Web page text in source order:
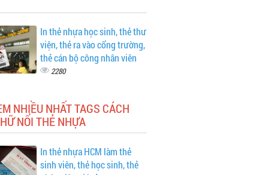
In thẻ nhựa học sinh, thẻ thư
viện, thẻ ra vào cổng trường,
thẻ cán bộ công nhân viên
2280
NHIỀU NHẤT TAGS CÁCH
NỔI THẺ NHỰA
In thẻ nhựa HCM làm thẻ
sinh viên, thẻ học sinh, thẻ